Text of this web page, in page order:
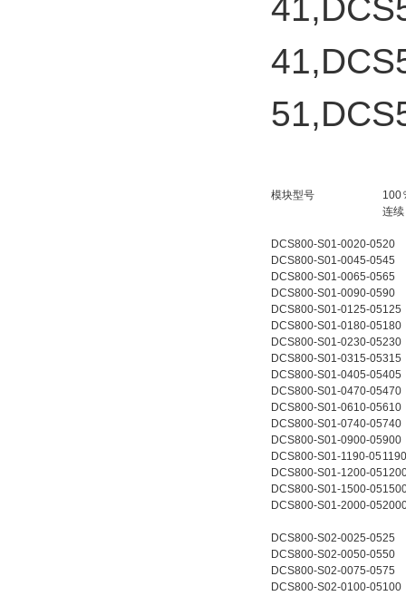
模块型号
100
连续
DCS800-S01-0020-0520
DCS800-S01-0045-0545
DCS800-S01-0065-0565
DCS800-S01-0090-0590
DCS800-S01-0125-05125
DCS800-S01-0180-05180
DCS800-S01-0230-05230
DCS800-S01-0315-05315
DCS800-S01-0405-05405
DCS800-S01-0470-05470
DCS800-S01-0610-05610
DCS800-S01-0740-05740
DCS800-S01-0900-05900
DCS800-S01-1190-05
DCS800-S01-1200-05
DCS800-S01-1500-05
DCS800-S01-2000-05
DCS800-S02-0025-0525
DCS800-S02-0050-0550
DCS800-S02-0075-0575
DCS800-S02-0100-05100